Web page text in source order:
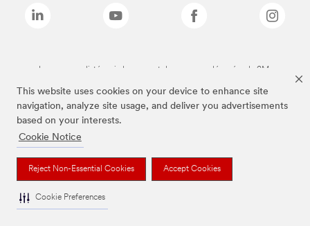
This website uses cookies on your device to enhance site
navigation, analyze site usage, and deliver you advertisements
based on your interests.
Cookie Notice
Reject Non-Essential Cookies Accept Cookies
Cookie Preferences
Les marques listées ci-dessus sont des marques déposées de 3M.